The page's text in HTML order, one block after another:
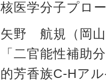
核医学分子プロ
矢野 航規（岡
「二官能性補助
的芳香族C-Hア